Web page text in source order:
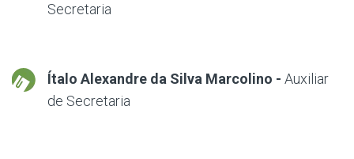
Secretaria
Ítalo Alexandre da Silva Marcolino - Auxiliar
de Secretaria